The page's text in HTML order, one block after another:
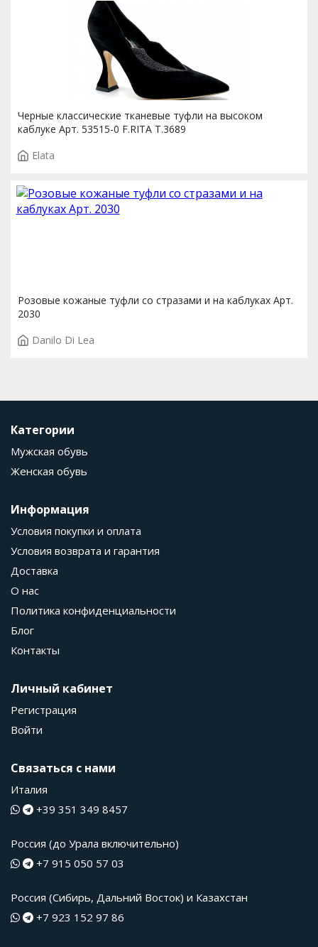
Черные классические тканевые туфли на высоком
каблуке Арт. 53515-0 F.RITA T.3689
Elata
Розовые кожаные туфли со стразами и на каблуках Арт.
2030
Danilo Di Lea
Категории
Мужская обувь
Женская обувь
Информация
Условия покупки и оплата
Условия возврата и гарантия
Доставка
О нас
Политика конфиденциальности
Блог
Контакты
Личный кабинет
Регистрация
Войти
Связаться с нами
Италия
+39 351 349 8457
Россия (до Урала включительно)
+7 915 050 57 03
Россия (Сибирь, Дальний Восток) и Казахстан
+7 923 152 97 86